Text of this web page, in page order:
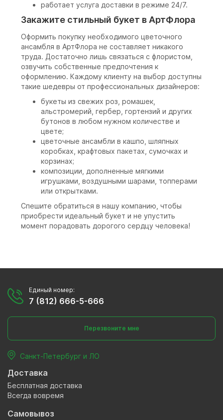
работает услуга доставки в режиме 24/7.
Закажите стильный букет в АртФлора
Оформить покупку необходимого цветочного
ансамбля в АртФлора не составляет никакого
труда. Достаточно лишь связаться с флористом,
озвучить собственные предпочтения к
оформлению. Каждому клиенту на выбор доступны
такие шедевры от профессиональных дизайнеров:
букеты из свежих роз, ромашек,
альстромерий, гербер, гортензий и других
бутонов в любом нужном количестве и
цвете;
цветочные ансамбли в кашпо, шляпных
коробках, крафтовых пакетах, сумочках и
корзинах;
композиции, дополненные мягкими
игрушками, воздушными шарами, топперами
или открытками.
Спешите обратиться в нашу компанию, чтобы
приобрести идеальный букет и не упустить
момент порадовать дорогого сердцу человека!
Единый номер:
7 (812) 666-5-666
Перезвоните мне
Санкт-Петербург и ЛО
Доставка
Бесплатная доставка
Всегда вовремя
Самовывоз